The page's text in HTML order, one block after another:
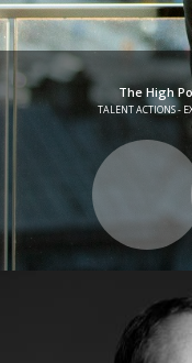
The High
TALENT ACTIONS -